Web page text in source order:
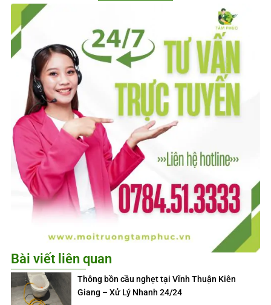
Bài viết liên quan
Thông bồn cầu nghẹt tại Vĩnh Thuận Kiên
Giang – Xử Lý Nhanh 24/24